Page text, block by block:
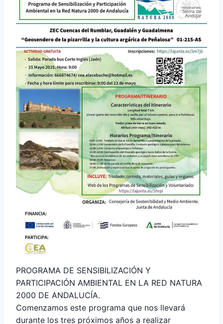
PROGRAMA DE SENSIBILIZACIÓN Y
PARTICIPACIÓN AMBIENTAL EN LA RED NATURA
2000 DE ANDALUCÍA.
Comenzamos este programa que nos llevará
durante los tres próximos años a realizar